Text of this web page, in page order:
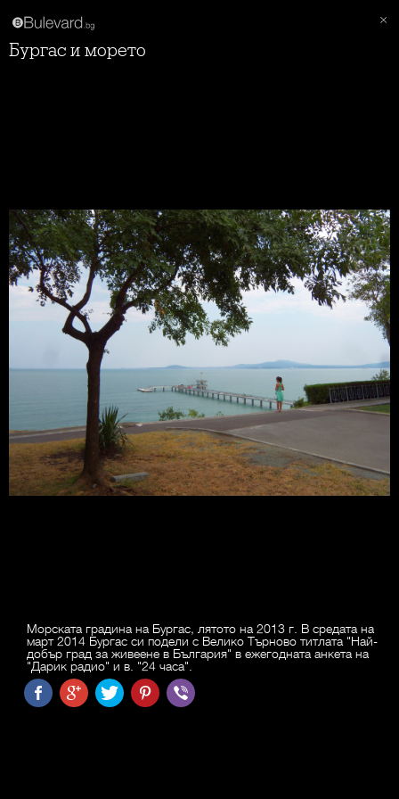
Бургас и морето
Морската градина на Бургас, лятото на 2013 г. В средата на
март 2014 Бургас си подели с Велико Търново титлата "Най-
добър град за живеене в България" в ежегодната анкета на
"Дарик радио" и в. "24 часа".